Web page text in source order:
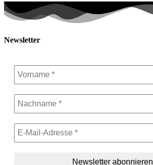
Newsletter